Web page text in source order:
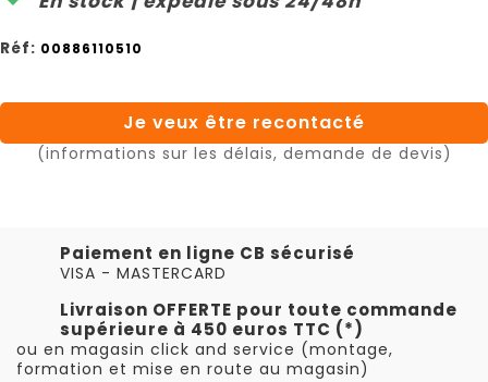
Réf: 00886110510
Je veux être recontacté
(informations sur les délais, demande de devis)
Paiement en ligne CB sécurisé
VISA - MASTERCARD
Livraison OFFERTE pour toute commande
supérieure à 450 euros TTC (*)
ou en magasin click and service (montage,
formation et mise en route au magasin)